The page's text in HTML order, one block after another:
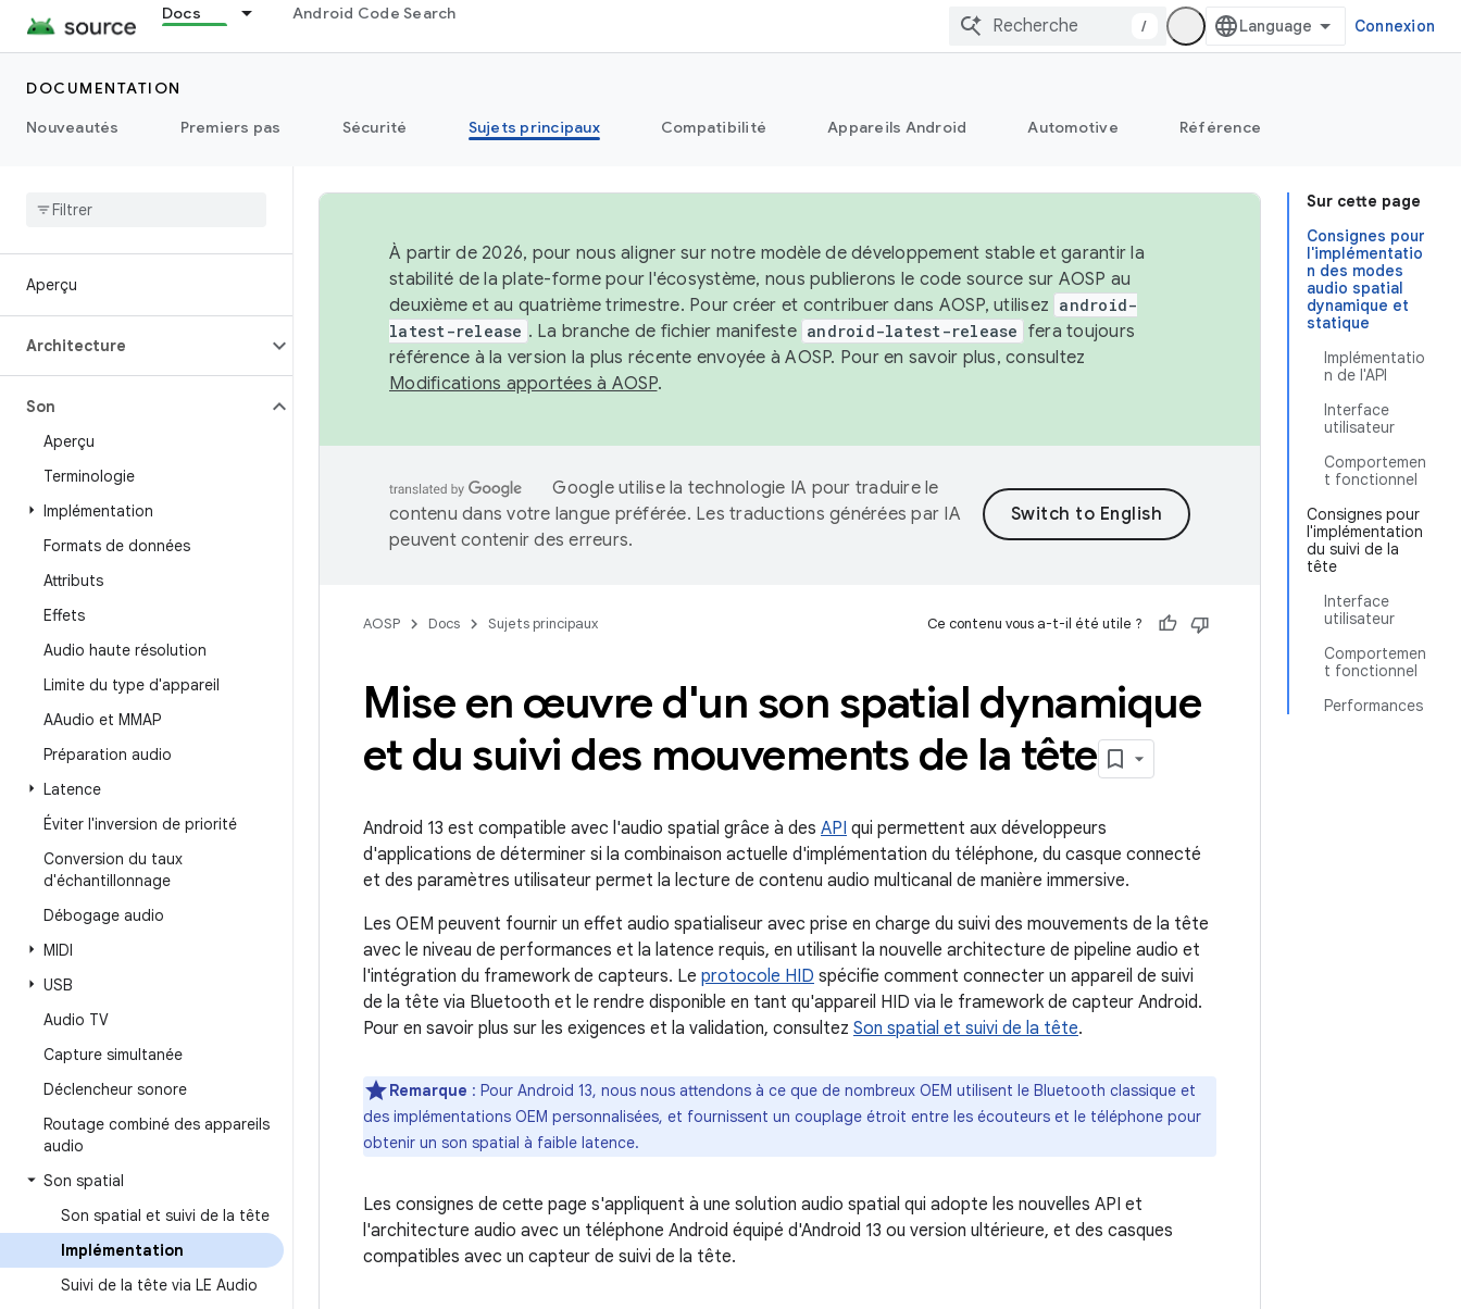
Docs Android Code Search
/ Connexion
DOCUMENTATION
Nouveautés
Premiers pas Sécurité Sujets principaux Compatibilité Appareils Android Automotive Référence
Aperçu
Architecture
Son
Aperçu
Terminologie
Implémentation
Formats de données
Attributs
Effets
Audio haute résolution
Limite du type d'appareil
AAudio et MMAP
Préparation audio
Latence
Éviter l'inversion de priorité
Conversion du taux
d'échantillonnage
Débogage audio
MIDI
USB
Audio TV
Capture simultanée
Déclencheur sonore
Routage combiné des appareils
audio
Son spatial
Son spatial et suivi de la tête
Implémentation
Suivi de la tête via LE Audio
Sur cette page
Consignes pour
l'implémentatio
n des modes
audio spatial
dynamique et
statique
Implémentatio
n de l'API
Interface
utilisateur
Comportemen
t fonctionnel
Consignes pour
l'implémentation
du suivi de la
tête
Interface
utilisateur
Comportemen
t fonctionnel
Performances
À partir de 2026, pour nous aligner sur notre modèle de développement stable et garantir la
stabilité de la plate-forme pour l'écosystème, nous publierons le code source sur AOSP au
deuxième et au quatrième trimestre. Pour créer et contribuer dans AOSP, utilisez android-
latest-release . La branche de fichier manifeste android-latest-release fera toujours
référence à la version la plus récente envoyée à AOSP. Pour en savoir plus, consultez
Modifications apportées à AOSP.
Google utilise la technologie IA pour traduire le
contenu dans votre langue préférée. Les traductions générées par IA
peuvent contenir des erreurs.
AOSP Docs Sujets principaux Ce contenu vous a-t-il été utile ?
Mise en œuvre d'un son spatial dynamique
et du suivi des mouvements de la tête
Android 13 est compatible avec l'audio spatial grâce à des API qui permettent aux développeurs
d'applications de déterminer si la combinaison actuelle d'implémentation du téléphone, du casque connecté
et des paramètres utilisateur permet la lecture de contenu audio multicanal de manière immersive.
Les OEM peuvent fournir un effet audio spatialiseur avec prise en charge du suivi des mouvements de la tête
avec le niveau de performances et la latence requis, en utilisant la nouvelle architecture de pipeline audio et
l'intégration du framework de capteurs. Le protocole HID spécifie comment connecter un appareil de suivi
de la tête via Bluetooth et le rendre disponible en tant qu'appareil HID via le framework de capteur Android.
Pour en savoir plus sur les exigences et la validation, consultez Son spatial et suivi de la tête.
Remarque : Pour Android 13, nous nous attendons à ce que de nombreux OEM utilisent le Bluetooth classique et
des implémentations OEM personnalisées, et fournissent un couplage étroit entre les écouteurs et le téléphone pour
obtenir un son spatial à faible latence.
Les consignes de cette page s'appliquent à une solution audio spatial qui adopte les nouvelles API et
l'architecture audio avec un téléphone Android équipé d'Android 13 ou version ultérieure, et des casques
compatibles avec un capteur de suivi de la tête.